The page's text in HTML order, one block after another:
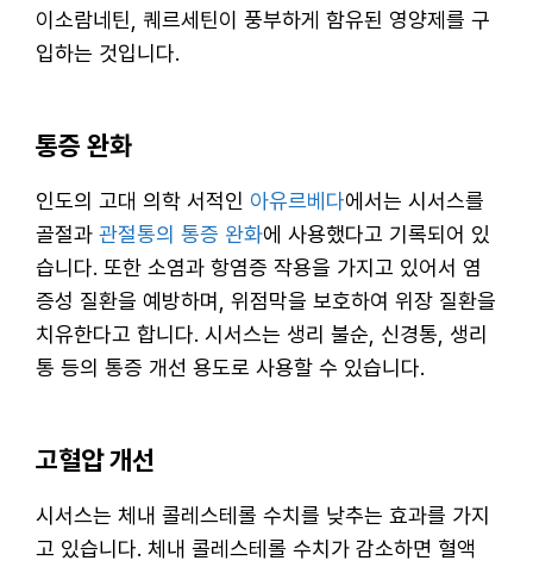
이소람네틴, 퀘르세틴이 풍부하게 함유된 영양제를 구
입하는 것입니다.
통증 완화
인도의 고대 의학 서적인 아유르베다에서는 시서스를
골절과 관절통의 통증 완화에 사용했다고 기록되어 있
습니다. 또한 소염과 항염증 작용을 가지고 있어서 염
증성 질환을 예방하며, 위점막을 보호하여 위장 질환을
치유한다고 합니다. 시서스는 생리 불순, 신경통, 생리
통 등의 통증 개선 용도로 사용할 수 있습니다.
고혈압 개선
시서스는 체내 콜레스테롤 수치를 낮추는 효과를 가지
고 있습니다. 체내 콜레스테롤 수치가 감소하면 혈액